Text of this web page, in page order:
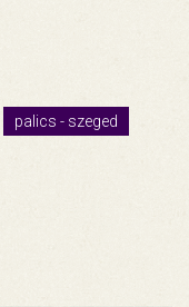
palics - szeged